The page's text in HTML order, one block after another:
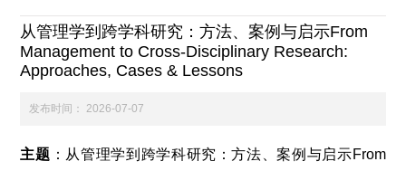
师资力量
科学研究
从管理学到跨学科研究：方法、案例与启示From
Management to Cross-Disciplinary Research:
Approaches, Cases & Lessons
发布时间： 2026-07-07
主题 ：从管理学到跨学科研究：方法、案例与启示From